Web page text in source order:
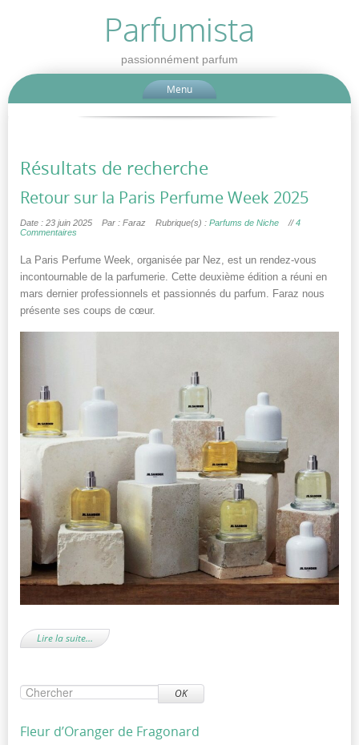
Parfumista
passionnément parfum
Menu
Résultats de recherche
Retour sur la Paris Perfume Week 2025
Date : 23 juin 2025 Par : Faraz Rubrique(s) : Parfums de Niche //4
Commentaires
La Paris Perfume Week, organisée par Nez, est un rendez-vous
incontournable de la parfumerie. Cette deuxième édition a réuni en
mars dernier professionnels et passionnés du parfum. Faraz nous
présente ses coups de cœur.
Lire la suite…
OK
Fleur d’Oranger de Fragonard